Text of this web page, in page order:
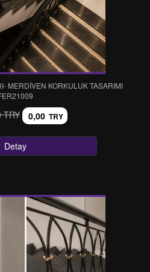
MERDİVEN KORKULUK TASARIMI
TRY 0,00 TRY
Detay